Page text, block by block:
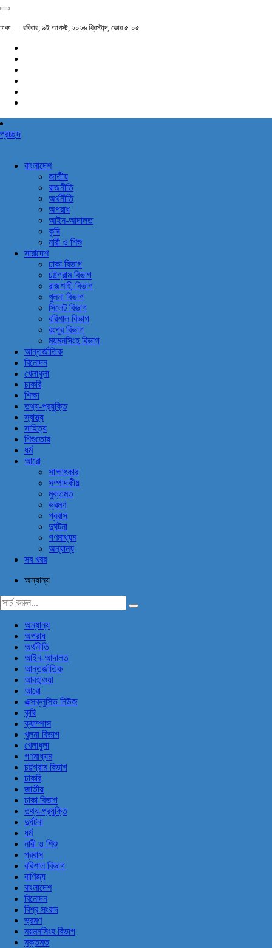
ঢাকা রবিবার, ৯ই আগস্ট, ২০২৬ খ্রিস্টাব্দ, ভোর ৫:০৫
প্রচ্ছদ
বাংলাদেশ
জাতীয়
রাজনীতি
অর্থনীতি
অপরাধ
আইন-আদালত
কৃষি
নারী ও শিশু
সারাদেশ
ঢাকা বিভাগ
চট্টগ্রাম বিভাগ
রাজশাহী বিভাগ
খুলনা বিভাগ
সিলেট বিভাগ
বরিশাল বিভাগ
রংপুর বিভাগ
ময়মনসিংহ বিভাগ
আন্তর্জাতিক
বিনোদন
খেলাধুলা
চাকরি
শিক্ষা
তথ্য-প্রযুক্তি
স্বাস্থ্য
সাহিত্য
শিশুতোষ
ধর্ম
আরো
সাক্ষাৎকার
সম্পাদকীয়
মুক্তমত
ভ্রমণ
প্রবাস
দুর্ঘটনা
গণমাধ্যম
অন্যান্য
সব খবর
অন্যান্য
অন্যান্য
অপরাধ
অর্থনীতি
আইন-আদালত
আন্তর্জাতিক
আবহাওয়া
আরো
এক্সক্লুসিভ নিউজ
কৃষি
ক্যাম্পাস
খুলনা বিভাগ
খেলাধুলা
গণমাধ্যম
চট্টগ্রাম বিভাগ
চাকরি
জাতীয়
ঢাকা বিভাগ
তথ্য-প্রযুক্তি
দুর্ঘটনা
ধর্ম
নারী ও শিশু
প্রবাস
বরিশাল বিভাগ
বাণিজ্য
বাংলাদেশ
বিনোদন
বিশ্ব সংবাদ
ভ্রমণ
ময়মনসিংহ বিভাগ
মুক্তমত